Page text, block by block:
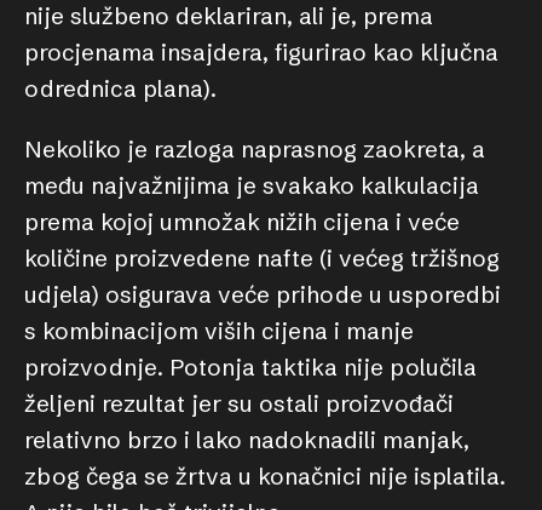
nije službeno deklariran, ali je, prema
procjenama insajdera, figurirao kao ključna
odrednica plana).
Nekoliko je razloga naprasnog zaokreta, a
među najvažnijima je svakako kalkulacija
prema kojoj umnožak nižih cijena i veće
količine proizvedene nafte (i većeg tržišnog
udjela) osigurava veće prihode u usporedbi
s kombinacijom viših cijena i manje
proizvodnje. Potonja taktika nije polučila
željeni rezultat jer su ostali proizvođači
relativno brzo i lako nadoknadili manjak,
zbog čega se žrtva u konačnici nije isplatila.